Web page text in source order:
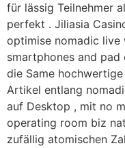
für lässig Teilnehmer
perfekt . Jiliasia
optimise nomadic
smartphones and
die Same
Artikel entlang
auf Desktop , mit no
operating room biz
zufällig atomischen